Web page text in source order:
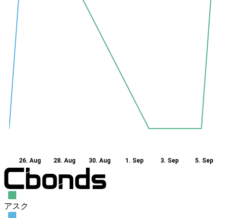
26. Aug 28. Aug 30. Aug 1. Sep 3. Sep 5. Sep
アスク